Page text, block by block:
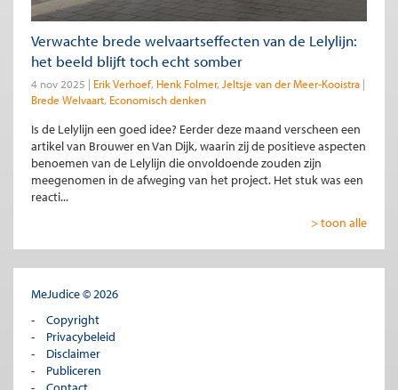
Verwachte brede welvaartseffecten van de Lelylijn:
het beeld blijft toch echt somber
4 nov 2025 Erik Verhoef Henk Folmer Jeltsje van der Meer-Kooistra
Brede Welvaart Economisch denken
Is de Lelylijn een goed idee? Eerder deze maand verscheen een
artikel van Brouwer en Van Dijk, waarin zij de positieve aspecten
benoemen van de Lelylijn die onvoldoende zouden zijn
meegenomen in de afweging van het project. Het stuk was een
reacti...
> toon alle
MeJudice © 2026
Copyright
Privacybeleid
Disclaimer
Publiceren